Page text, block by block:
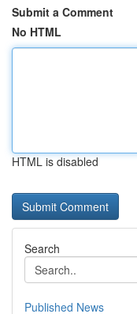
Submit a Comment
No HTML
HTML is disabled
Search
Published News